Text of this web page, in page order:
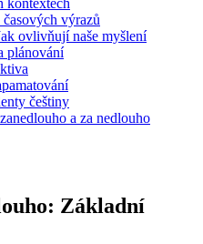
kontextech
výrazů
ovlivňují naše myšlení
plánování
češtiny
a za nedlouho
Základní